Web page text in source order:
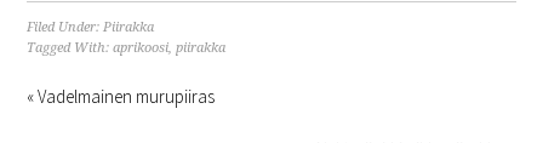
Filed Under:Piirakka
Tagged With:aprikoosi,piirakka
« Vadelmainen murupiiras